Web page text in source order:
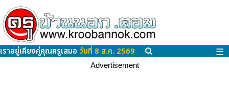
เราอยู่เคียงคู่คุณครูเสมอ วันที่ 8 ส.ค. 2569 ☰
Advertisement